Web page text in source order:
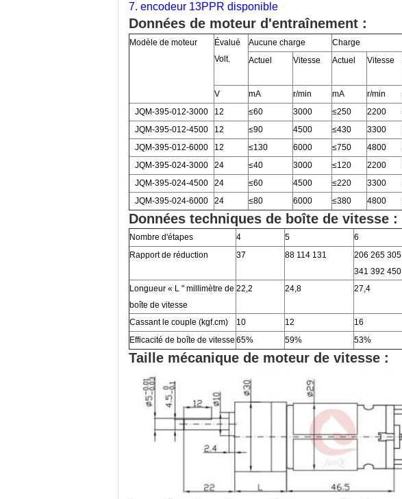
7. encodeur 13PPR disponible
Données de moteur d'entraînement :
Modèle de moteur
Évalué
Volt.
Aucune charge Charge
Actuel
Vitesse Actuel Vitesse
V mA r/min mA r/min
JQM-395-012-3000
12 ≤60 3000 ≤250 2200
JQM-395-012-4500
12 ≤90 4500 ≤430 3300
JQM-395-012-6000
12 ≤130 6000 ≤750 4800
JQM-395-024-3000
24 ≤40 3000 ≤120 2200
JQM-395-024-4500
24 ≤60 4500 ≤220 3300
JQM-395-024-6000
24 ≤80 6000 ≤380 4800
Données techniques de boîte de vitesse :
Nombre d'étapes 4 5 6
Rapport de réduction
37 88 114 131
206 265 305
341 392 450
Longueur « L " millimètre de
boîte de vitesse
22,2 24,8 27,4
Cassant le couple (kgf.cm) 10 12 16
Efficacité de boîte de vitesse 65% 59% 53%
Taille mécanique de moteur de vitesse :